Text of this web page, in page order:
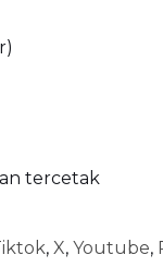
tercetak
, X, Youtube,